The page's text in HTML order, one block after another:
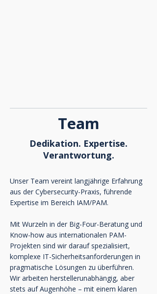
Team
Dedikation. Expertise.
Verantwortung.
Unser Team vereint langjährige Erfahrung
aus der Cybersecurity-Praxis, führende
Expertise im Bereich IAM/PAM.
Mit Wurzeln in der Big-Four-Beratung und
Know-how aus internationalen PAM-
Projekten sind wir darauf spezialisiert,
komplexe IT-Sicherheitsanforderungen in
pragmatische Lösungen zu überführen.
Wir arbeiten herstellerunabhängig, aber
stets auf Augenhöhe – mit einem klaren